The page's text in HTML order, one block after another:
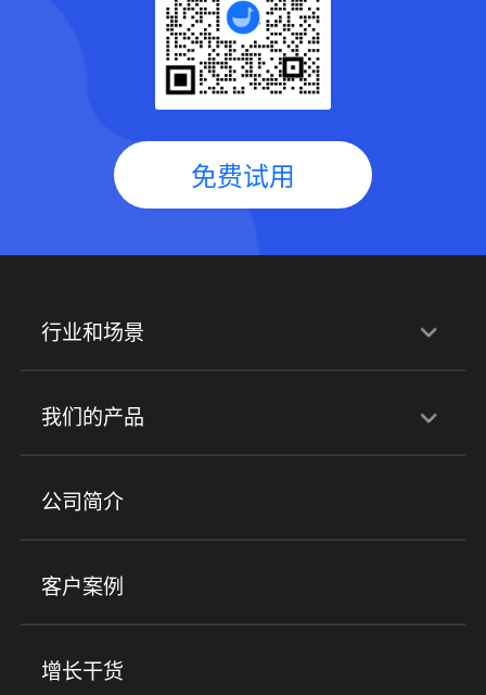
免费试用
行业和场景
行业解决方案
培训机构 职业技能培训 兴趣培训
金融行业
心理机构
我们的产品
产品
小程序商城 ERP 企微SCRM
社群圈子
公司简介
客户案例
增长干货